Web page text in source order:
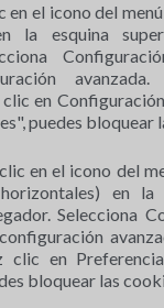
en el icono del
la esquina
en
puedes bloquear
en el icono del
en la
Selecciona
clic en
bloquear las